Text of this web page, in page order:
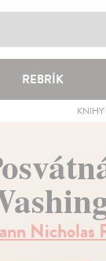
REBRÍK
KNIHY
Nicholas